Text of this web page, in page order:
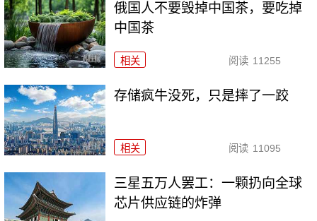
俄国人不要毁掉中国茶，要吃掉
中国茶
相关 阅读 11255
存储疯牛没死，只是摔了一跤
相关 阅读 11095
三星五万人罢工：一颗扔向全球
芯片供应链的炸弹